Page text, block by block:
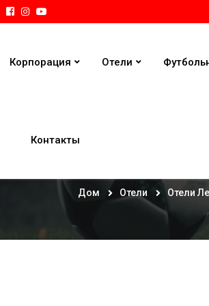
Корпорация Отели
Контакты
Дом Отели Отели